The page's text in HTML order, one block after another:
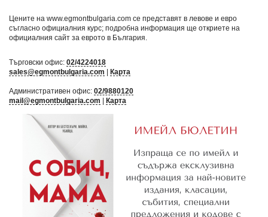
Цените на www.egmontbulgaria.com се представят в левове и евро
съгласно официалния курс; подробна информация ще откриете на
официалния сайт за еврото в България
Търговски офис: 02/4224018
sales@egmontbulgaria.com | Карта
Административен офис: 02/9880120
mail@egmontbulgaria.com | Карта